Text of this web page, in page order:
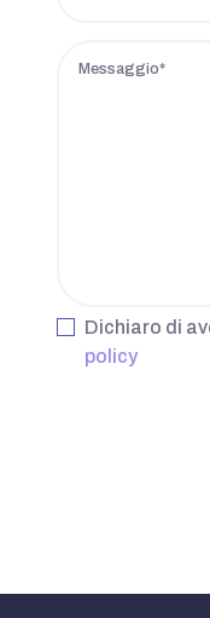
Dichiaro di
policy